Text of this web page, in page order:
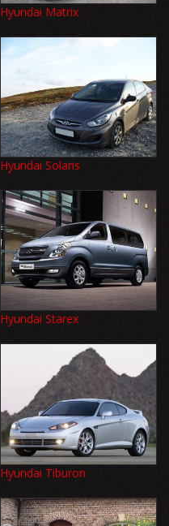
Hyundai Matrix
Hyundai Solaris
Hyundai Starex
Hyundai Tiburon